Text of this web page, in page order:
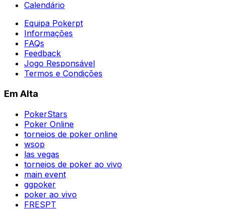
Calendário
Equipa Pokerpt
Informações
FAQs
Feedback
Jogo Responsável
Termos e Condições
Em Alta
PokerStars
Poker Online
torneios de poker online
wsop
las vegas
torneios de poker ao vivo
main event
ggpoker
poker ao vivo
FRESPT